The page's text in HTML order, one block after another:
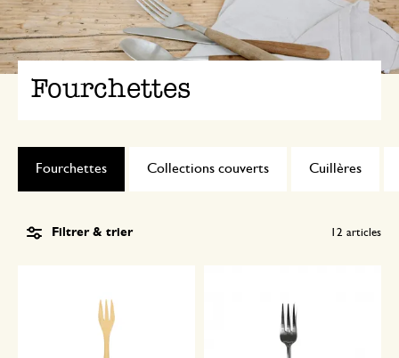
Fourchettes
Collections couverts Cuillères
Fourchettes
Filtrer & trier 12 articles